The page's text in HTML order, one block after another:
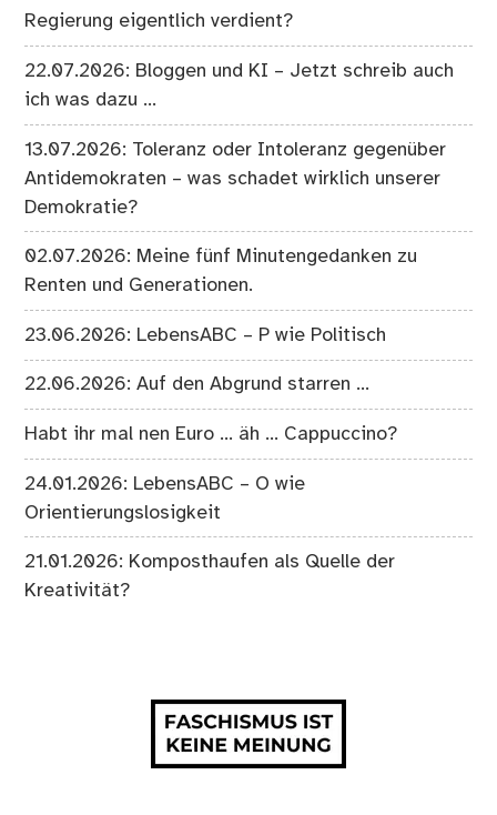
Regierung eigentlich verdient?
22.07.2026: Bloggen und KI – Jetzt schreib auch
ich was dazu …
13.07.2026: Toleranz oder Intoleranz gegenüber
Antidemokraten – was schadet wirklich unserer
Demokratie?
02.07.2026: Meine fünf Minutengedanken zu
Renten und Generationen.
23.06.2026: LebensABC – P wie Politisch
22.06.2026: Auf den Abgrund starren …
Habt ihr mal nen Euro … äh … Cappuccino?
24.01.2026: LebensABC – O wie
Orientierungslosigkeit
21.01.2026: Komposthaufen als Quelle der
Kreativität?